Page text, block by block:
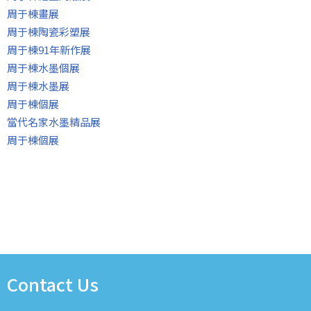
周于棟畫展
周于棟陶瓷彩塑展
周于棟91年新作展
周于棟水墨個展
周于棟水墨展
周于棟個展
當代名家水墨精品展
周于棟個展
Contact Us